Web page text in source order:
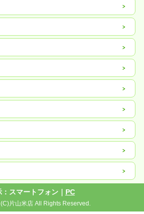
スマートフォン｜ PC
片山米店 All Rights Reserved.